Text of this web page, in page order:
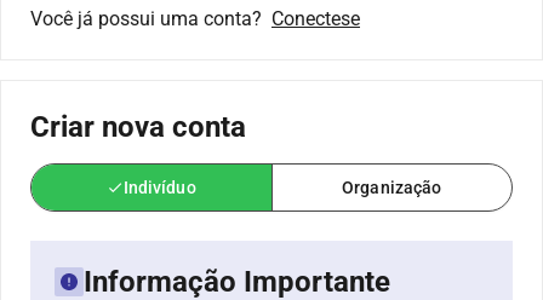
Você já possui uma conta? Conectese
Criar nova conta
check Indivíduo Organização
Informação Importante